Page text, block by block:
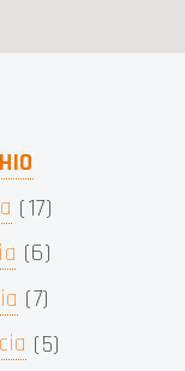
(17)
(6)
(7)
(5)